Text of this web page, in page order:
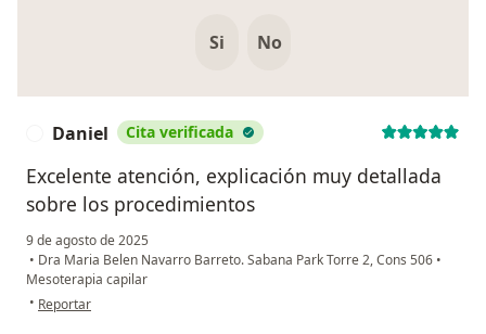
Si No
Daniel Cita verificada
Excelente atención, explicación muy detallada
sobre los procedimientos
9 de agosto de 2025
• Dra Maria Belen Navarro Barreto. Sabana Park Torre 2, Cons 506 •
Mesoterapia capilar
• en opinión del usuario Daniel
Reportar